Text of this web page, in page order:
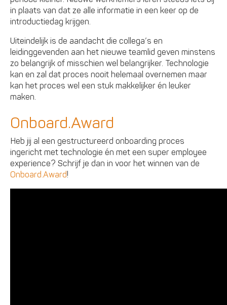
in plaats van dat ze alle informatie in een keer op de
introductiedag krijgen.
Uiteindelijk is de aandacht die collega’s en
leidinggevenden aan het nieuwe teamlid geven minstens
zo belangrijk of misschien wel belangrijker. Technologie
kan en zal dat proces nooit helemaal overnemen maar
kan het proces wel een stuk makkelijker én leuker
maken.
Onboard.Award
Heb jij al een gestructureerd onboarding proces
ingericht met technologie én met een super employee
experience? Schrijf je dan in voor het winnen van de
Onboard.Award!